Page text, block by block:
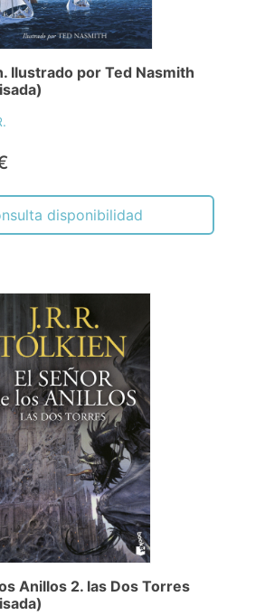
Ilustrado por Ted Nasmith
disponibilidad
Anillos 2. las Dos Torres